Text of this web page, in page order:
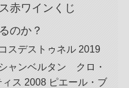
赤ワインくじ
のか？
スデストゥネル 2019
ャンベルタン クロ・
ィス 2008 ピエール・ブ